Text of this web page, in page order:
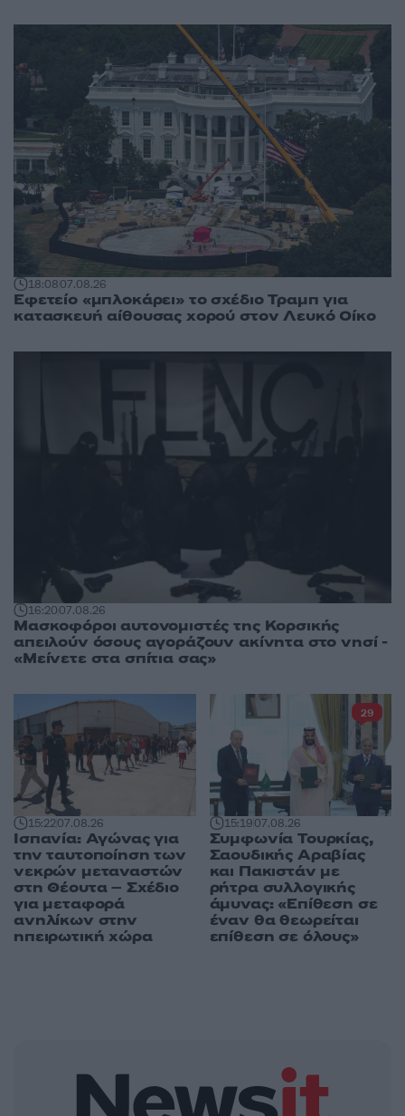
18:0807.08.26
Εφετείο «μπλοκάρει» το σχέδιο Τραμπ για
κατασκευή αίθουσας χορού στον Λευκό Οίκο
16:2007.08.26
Μασκοφόροι αυτονομιστές της Κορσικής
απειλούν όσους αγοράζουν ακίνητα στο νησί -
«Μείνετε στα σπίτια σας»
15:2207.08.26
Ισπανία: Αγώνας για
την ταυτοποίηση των
νεκρών μεταναστών
στη Θέουτα – Σχέδιο
για μεταφορά
ανηλίκων στην
ηπειρωτική χώρα
15:1907.08.26
Συμφωνία Τουρκίας,
Σαουδικής Αραβίας
και Πακιστάν με
ρήτρα συλλογικής
άμυνας: «Επίθεση σε
έναν θα θεωρείται
επίθεση σε όλους»
29